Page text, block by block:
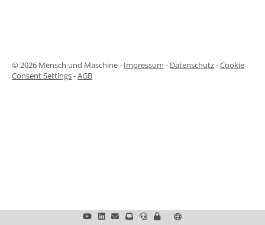
© 2026 Mensch und Maschine - Impressum - Datenschutz-Cookie
Consent Settings-AGB